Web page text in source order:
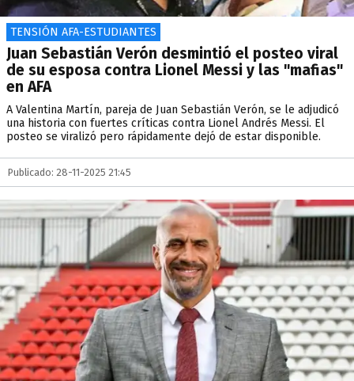
TENSIÓN AFA-ESTUDIANTES
Juan Sebastián Verón desmintió el posteo viral
de su esposa contra Lionel Messi y las "mafias"
en AFA
A Valentina Martín, pareja de Juan Sebastián Verón, se le adjudicó
una historia con fuertes críticas contra Lionel Andrés Messi. El
posteo se viralizó pero rápidamente dejó de estar disponible.
Publicado: 28-11-2025 21:45